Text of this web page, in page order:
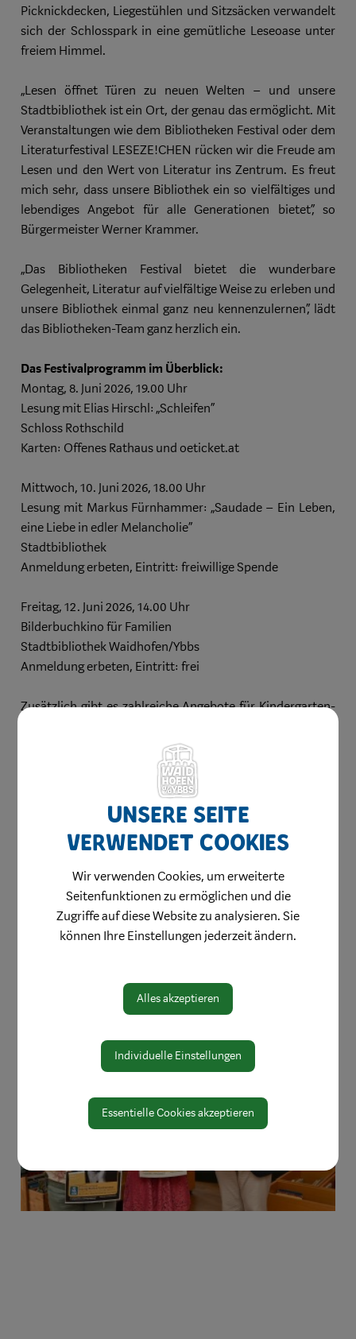
Picknickdecken, Liegestühlen und Sitzsäcken verwandelt
sich der Schlosspark in eine gemütliche Leseoase unter
freiem Himmel.
„Lesen öffnet Türen zu neuen Welten – und unsere
Stadtbibliothek ist ein Ort, der genau das ermöglicht. Mit
Veranstaltungen wie dem Bibliotheken Festival oder dem
Literaturfestival LESEZE!CHEN rücken wir die Freude am
Lesen und den Wert von Literatur ins Zentrum. Es freut
mich sehr, dass unsere Bibliothek ein so vielfältiges und
lebendiges Angebot für alle Generationen bietet“, so
Bürgermeister Werner Krammer.
„Das Bibliotheken Festival bietet die wunderbare
Gelegenheit, Literatur auf vielfältige Weise zu erleben und
unsere Bibliothek einmal ganz neu kennenzulernen“, lädt
das Bibliotheken-Team ganz herzlich ein.
Das Festivalprogramm im Überblick:
Montag, 8. Juni 2026, 19.00 Uhr
Lesung mit Elias Hirschl: „Schleifen“
Schloss Rothschild
Karten: Offenes Rathaus und oeticket.at
Mittwoch, 10. Juni 2026, 18.00 Uhr
Lesung mit Markus Fürnhammer: „Saudade – Ein Leben,
eine Liebe in edler Melancholie“
Stadtbibliothek
Anmeldung erbeten, Eintritt: freiwillige Spende
Freitag, 12. Juni 2026, 14.00 Uhr
Bilderbuchkino für Familien
Stadtbibliothek Waidhofen/Ybbs
Anmeldung erbeten, Eintritt: frei
Zusätzlich gibt es zahlreiche Angebote für Kindergarten-
live oder vertont, Schatzsuchen sowie kreative
Anmeldungen unter:
buecherei@waidhofen.at
T +43 7442 511-229
Öffnungszeiten der Stadtbibliothek:
Dienstag: 9.00–13.00 Uhr
Mittwoch: 14.00–17.00 Uhr
Donnerstag: 14.00–17.00 Uhr
Unsere Seite
verwendet Cookies
Wir verwenden Cookies, um erweiterte
Seitenfunktionen zu ermöglichen und die
Zugriffe auf diese Website zu analysieren. Sie
können Ihre Einstellungen jederzeit ändern.
Alles akzeptieren
Individuelle Einstellungen
Essentielle Cookies akzeptieren